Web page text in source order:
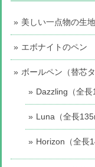
美しい一点物の生
エボナイトのペン
ボールペン（替芯タ
Dazzling（全長
Luna（全長
Horizon（全長